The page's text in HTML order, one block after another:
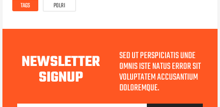
TAGS POLRI
NEWSLETTER
SIGNUP
SED UT PERSPICIATIS UNDE
OMNIS ISTE NATUS ERROR SIT
VOLUPTATEM ACCUSANTIUM
DOLOREMQUE.